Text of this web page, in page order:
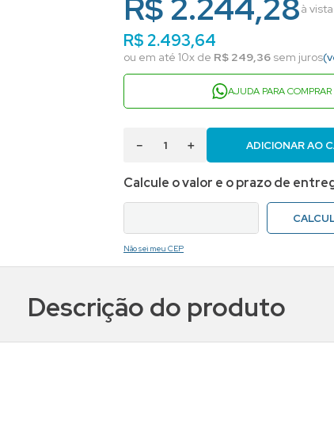
R$ 2.244,28à
R$2.493,64
ou em até 10x de R$ 249,36 sem juros
AJUDA PARA COMPRAR
＋
－ ADICIONAR AO
Não sei meu CEP
Descrição do produto